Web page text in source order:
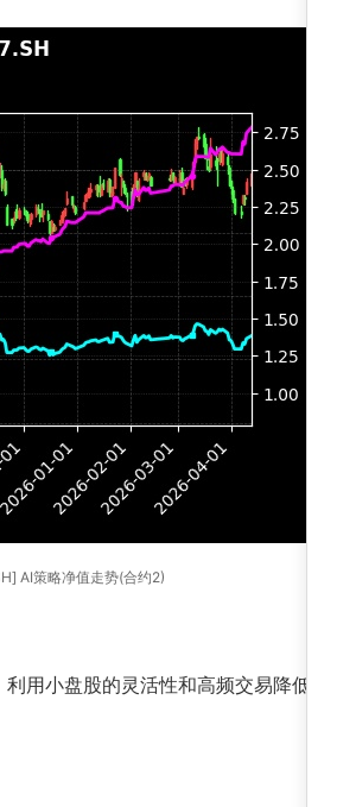
AI策略净值走势(合约2)
用小盘股的灵活性和高频交易降低波动